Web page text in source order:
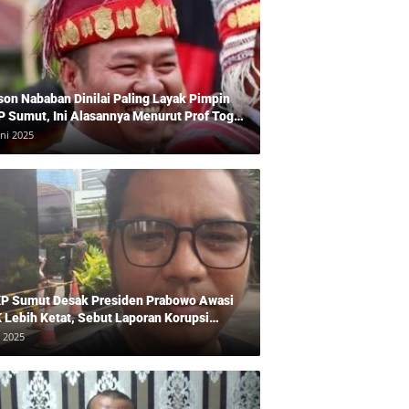
Nababan Dinilai Paling Layak Pimpin
Sumut, Ini Alasannya Menurut Prof Togu
2025
Sumut Desak Presiden Prabowo Awasi
Lebih Ketat, Sebut Laporan Korupsi
2025